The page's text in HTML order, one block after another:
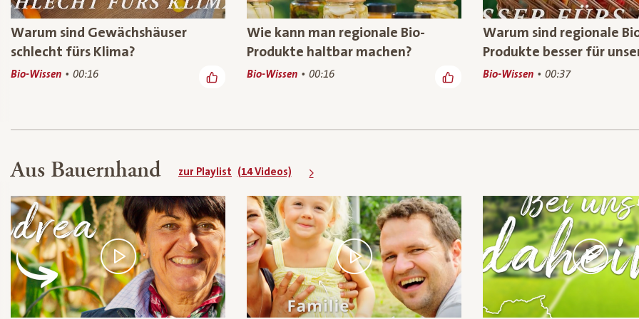
Warum sind Gewächshäuser
schlecht fürs Klima?
Bio-Wissen 00:16
Wie kann man regionale Bio-
Produkte haltbar machen?
Bio-Wissen 00:16
Warum sind regionale
Produkte besser für
Bio-Wissen 00:37
Aus Bauernhand zur Playlist (14 Videos)